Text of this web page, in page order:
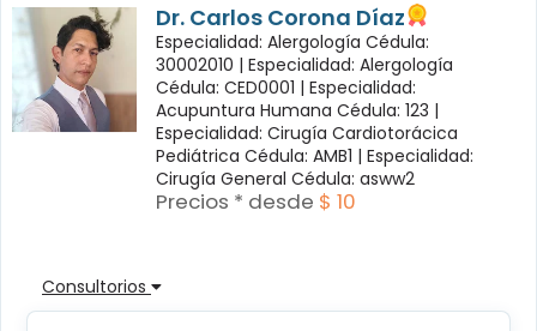
Dr. Carlos Corona Díaz
Especialidad: Alergología Cédula:
30002010 | Especialidad: Alergología
Cédula: CED0001 | Especialidad:
Acupuntura Humana Cédula: 123 |
Especialidad: Cirugía Cardiotorácica
Pediátrica Cédula: AMB1 | Especialidad:
Cirugía General Cédula: asww2
Precios * desde $ 10
Consultorios